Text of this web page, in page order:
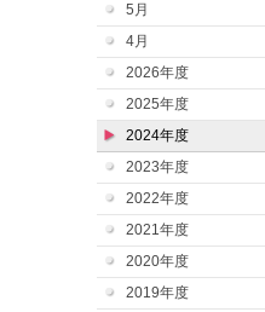
5月
4月
2026年度
2025年度
2024年度
2023年度
2022年度
2021年度
2020年度
2019年度